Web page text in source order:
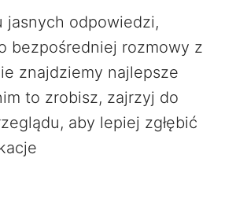
jasnych odpowiedzi,
bezpośredniej rozmowy z
znajdziemy najlepsze
to zrobisz, zajrzyj do
aby lepiej zgłębić